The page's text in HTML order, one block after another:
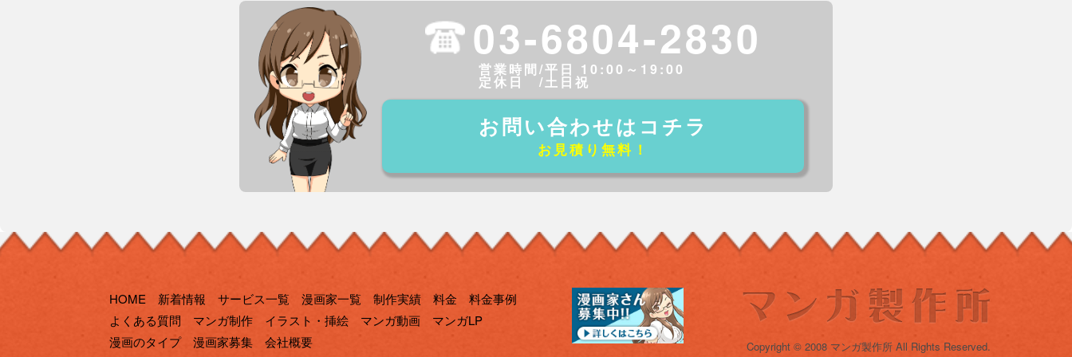
03-6804-2830
営業時間/平日 10:00～19:00
定休日 /土日祝
お問い合わせはコチラ
お見積り無料！
HOME 新着情報 サービス一覧 漫画家一覧 制作実績 料金
料金事例
よくある質問
マンガ制作 イラスト・挿絵 マンガ動画
マンガLP
漫画のタイプ
漫画家募集 会社概要 Copyright © 2008 マンガ製作所 All Rights Reserved.